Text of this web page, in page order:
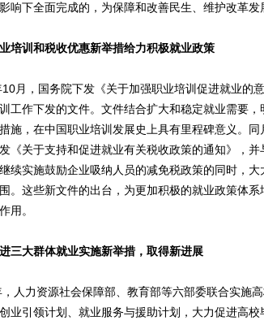
响下全面完成的，为保障和改善民生、维护改革发
培训和税收优惠新举措给力积极就业政策
，国务院下发《关于加强职业培训促进就业的
工作下发的文件。文件结合扩大和稳定就业需要
施，在中国职业培训发展史上具有里程碑意义。
《关于支持和促进就业有关税收政策的通知》，
续实施鼓励企业吸纳人员的减免税政策的同时，
。这些新文件的出台，为更加积极的就业政策体
用。
三大群体就业实施新举措，取得新进展
力资源社会保障部、教育部等六部委联合实施高
业引领计划、就业服务与援助计划，大力促进高